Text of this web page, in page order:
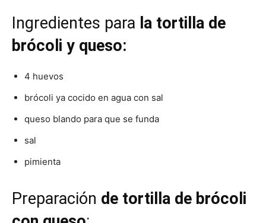
Fáciles
Ingredientes para la tortilla de
brócoli y queso:
4 huevos
brócoli ya cocido en agua con sal
queso blando para que se funda
sal
pimienta
Preparación de tortilla de brócoli